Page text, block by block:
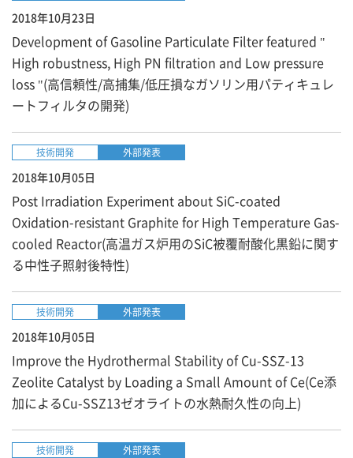
2018年10月23日
Development of Gasoline Particulate Filter featured "
High robustness, High PN filtration and Low pressure
loss "(高信頼性/高捕集/低圧損なガソリン用パティキュレ
ートフィルタの開発)
技術開発 外部発表
2018年10月05日
Post Irradiation Experiment about SiC-coated
Oxidation-resistant Graphite for High Temperature Gas-
cooled Reactor(高温ガス炉用のSiC被覆耐酸化黒鉛に関す
る中性子照射後特性)
技術開発 外部発表
2018年10月05日
Improve the Hydrothermal Stability of Cu-SSZ-13
Zeolite Catalyst by Loading a Small Amount of Ce(Ce添
加によるCu-SSZ13ゼオライトの水熱耐久性の向上)
技術開発 外部発表